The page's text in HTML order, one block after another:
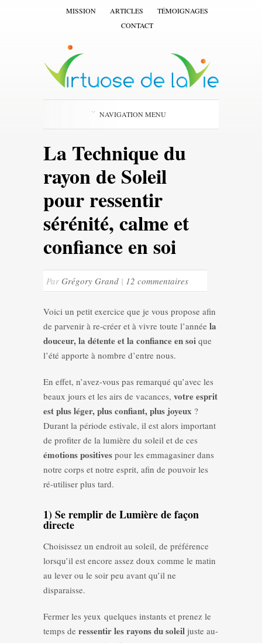
MISSION ARTICLES
TÉMOIGNAGES
CONTACT
NAVIGATION MENU
La Technique du
rayon de Soleil
pour ressentir
sérénité, calme et
confiance en soi
Par Grégory Grand | 12 commentaires
Voici un petit exercice que je vous propose afin
de parvenir à re-créer et à vivre toute l’année la
douceur, la détente et la confiance en soi que
l’été apporte à nombre d’entre nous.
En effet, n’avez-vous pas remarqué qu’avec les
beaux jours et les airs de vacances, votre esprit
est plus léger, plus confiant, plus joyeux ?
Durant la période estivale, il est alors important
de profiter de la lumière du soleil et de ces
émotions positives pour les emmagasiner dans
notre corps et notre esprit, afin de pouvoir les
ré-utiliser plus tard.
1) Se remplir de Lumière de façon
directe
Choisissez un endroit au soleil, de préférence
lorsqu’il est encore assez doux comme le matin
au lever ou le soir peu avant qu’il ne
disparaisse.
Fermer les yeux quelques instants et prenez le
temps de ressentir les rayons du soleil juste au-